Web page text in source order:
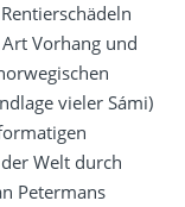
Vorhang und
vieler Sámi)
Welt durch
Petermans